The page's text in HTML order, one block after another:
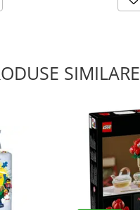
SIMILARE